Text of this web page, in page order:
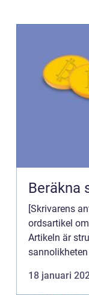
Beräkna
[Skrivarens
ordsartikel
Artikeln är
innehåller en
18 januari